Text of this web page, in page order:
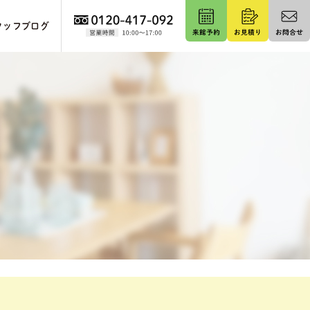
ッフブログ